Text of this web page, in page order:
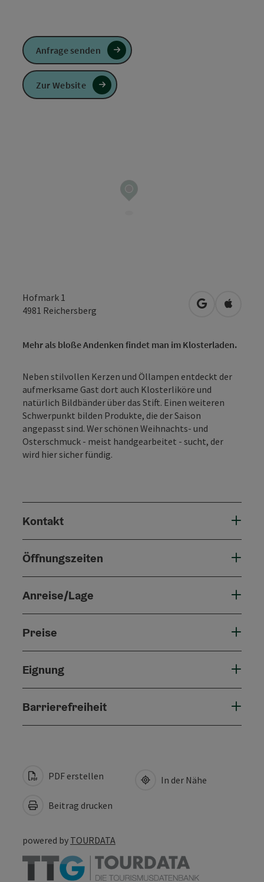
Hofmark 1
4981 Reichersberg in Google
in
Mehr als bloße Andenken findet man im Klosterladen.
Neben stilvollen Kerzen und Öllampen entdeckt der
aufmerksame Gast dort auch Klosterliköre und
natürlich Bildbänder über das Stift. Einen weiteren
Schwerpunkt bilden Produkte, die der Saison
angepasst sind. Wer schönen Weihnachts- und
Osterschmuck - meist handgearbeitet - sucht, der
wird hier sicher fündig.
Kontakt
Öffnungszeiten
Anreise/Lage
Preise
Eignung
Barrierefreiheit
Anfrage senden
Zur Website
PDF erstellen
Beitrag drucken
In der Nähe
powered by TOURDATA